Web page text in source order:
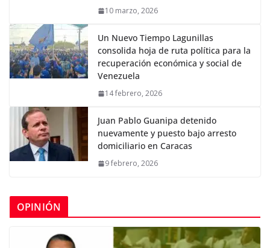
10 marzo, 2026
Un Nuevo Tiempo Lagunillas
consolida hoja de ruta política para la
recuperación económica y social de
Venezuela
14 febrero, 2026
Juan Pablo Guanipa detenido
nuevamente y puesto bajo arresto
domiciliario en Caracas
9 febrero, 2026
OPINIÓN